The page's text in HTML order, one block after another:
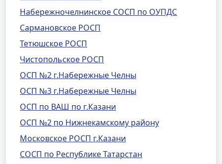
Набережночелнинское СОСП по ОУПДС
Сармановское РОСП
Тетюшское РОСП
Чистопольское РОСП
ОСП №2 г.Набережные Челны
ОСП №3 г.Набережные Челны
ОСП по ВАШ по г.Казани
ОСП №2 по Нижнекамскому району
Московское РОСП г.Казани
СОСП по Республике Татарстан